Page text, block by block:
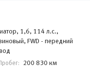
1,6, 114 л.с.,
FWD - передний
200 830 км